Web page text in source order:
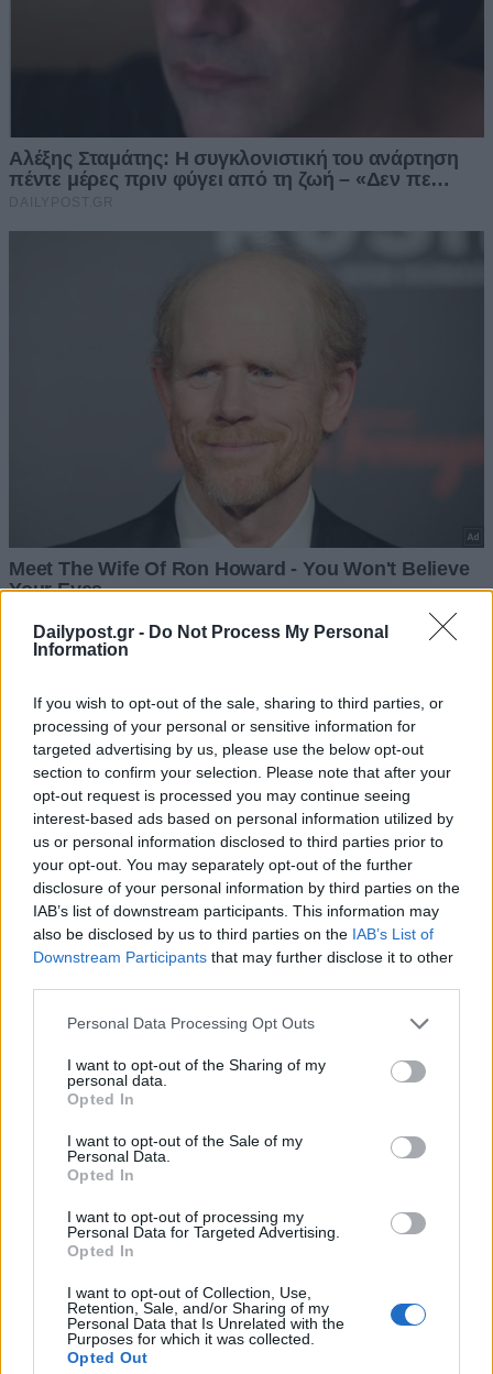
Dailypost.gr - Do Not Process My Personal
Information
If you wish to opt-out of the sale, sharing to third parties, or
processing of your personal or sensitive information for
targeted advertising by us, please use the below opt-out
section to confirm your selection. Please note that after your
opt-out request is processed you may continue seeing
interest-based ads based on personal information utilized by
us or personal information disclosed to third parties prior to
your opt-out. You may separately opt-out of the further
disclosure of your personal information by third parties on the
IAB’s list of downstream participants. This information may
also be disclosed by us to third parties on the IAB’s List of
Downstream Participants that may further disclose it to other
Personal Data Processing Opt Outs
I want to opt-out of the Sharing of my
personal data.
Opted In
I want to opt-out of the Sale of my
Personal Data.
Opted In
I want to opt-out of processing my
Personal Data for Targeted Advertising.
Opted In
I want to opt-out of Collection, Use,
Retention, Sale, and/or Sharing of my
Personal Data that Is Unrelated with the
Purposes for which it was collected.
Opted Out